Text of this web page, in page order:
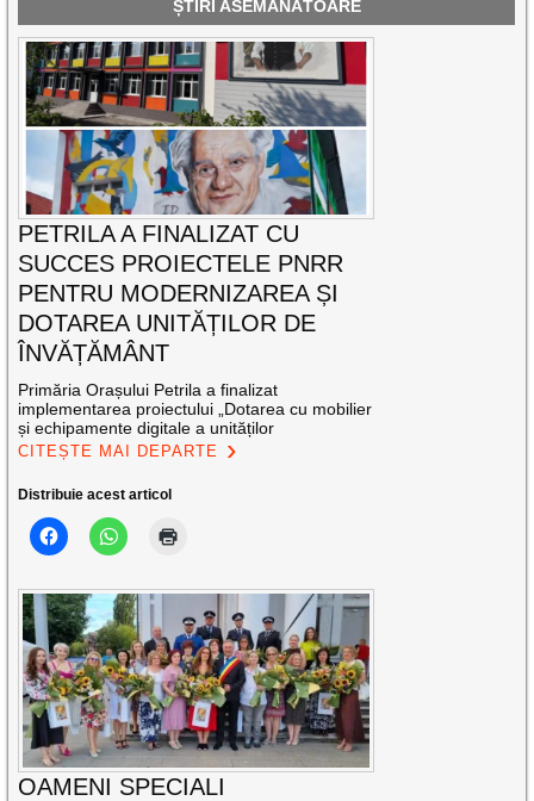
ȘTIRI ASEMĂNĂTOARE
PETRILA A FINALIZAT CU
SUCCES PROIECTELE PNRR
PENTRU MODERNIZAREA ȘI
DOTAREA UNITĂȚILOR DE
ÎNVĂȚĂMÂNT
Primăria Orașului Petrila a finalizat
implementarea proiectului „Dotarea cu mobilier
și echipamente digitale a unităților
CITEȘTE MAI DEPARTE
Distribuie acest articol
OAMENI SPECIALI